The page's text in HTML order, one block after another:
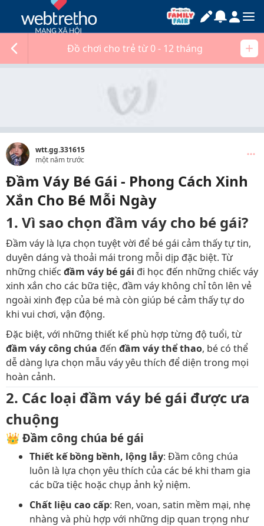
Đồ chơi cho trẻ từ 0 - 12 tháng
wtt.gg.331615
một năm trước
Đầm Váy Bé Gái - Phong Cách Xinh
Xắn Cho Bé Mỗi Ngày
1. Vì sao chọn đầm váy cho bé gái?
Đầm váy là lựa chọn tuyệt vời để bé gái cảm thấy tự tin,
duyên dáng và thoải mái trong mỗi dịp đặc biệt. Từ
những chiếc đầm váy bé gái đi học đến những chiếc váy
xinh xắn cho các bữa tiệc, đầm váy không chỉ tôn lên vẻ
ngoài xinh đẹp của bé mà còn giúp bé cảm thấy tự do
khi vui chơi, vận động.
Đặc biệt, với những thiết kế phù hợp từng độ tuổi, từ
đầm váy công chúa đến đầm váy thể thao, bé có thể
dễ dàng lựa chọn mẫu váy yêu thích để diện trong mọi
hoàn cảnh.
2. Các loại đầm váy bé gái được ưa
chuộng
👑 Đầm công chúa bé gái
Thiết kế bồng bềnh, lộng lẫy: Đầm công chúa
luôn là lựa chọn yêu thích của các bé khi tham gia
các bữa tiệc hoặc chụp ảnh kỷ niệm.
Chất liệu cao cấp: Ren, voan, satin mềm mại, nhẹ
nhàng và phù hợp với những dịp quan trọng như